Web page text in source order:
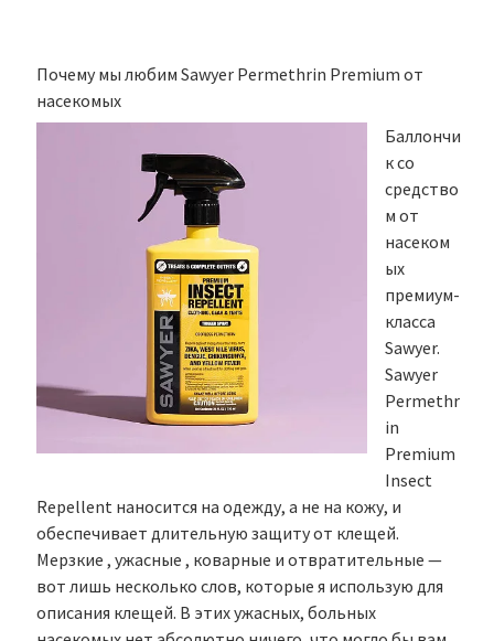
Почему мы любим Sawyer Permethrin Premium от
насекомых
Баллончи
к со
средство
м от
насеком
ых
премиум-
класса
Sawyer.
Sawyer
Permethr
in
Premium
Insect
Repellent наносится на одежду, а не на кожу, и
обеспечивает длительную защиту от клещей.
Мерзкие , ужасные , коварные и отвратительные —
вот лишь несколько слов, которые я использую для
описания клещей. В этих ужасных, больных